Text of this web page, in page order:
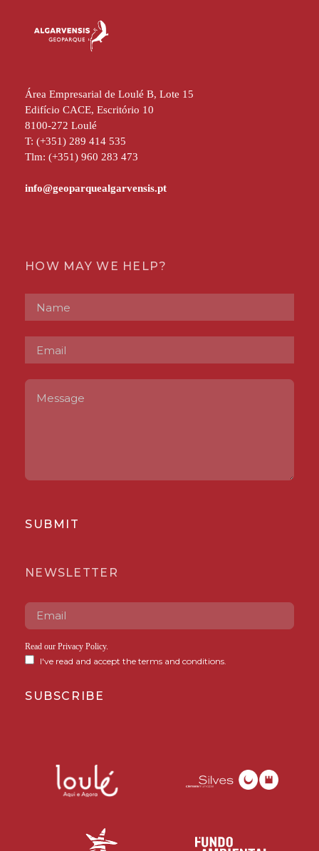
Área Empresarial de Loulé B, Lote 15
Edifício CACE, Escritório 10
8100-272 Loulé
T: (+351) 289 414 535
Tlm: (+351) 960 283 473
HOW MAY WE HELP?
SUBMIT
NEWSLETTER
Read our Privacy Policy.
I've read and accept the terms and conditions.